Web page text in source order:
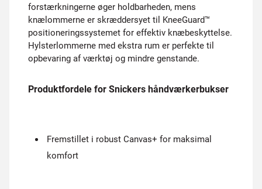
forstærkningerne øger holdbarheden, mens
knælommerne er skræddersyet til KneeGuard™
positioneringssystemet for effektiv knæbeskyttelse.
Hylsterlommerne med ekstra rum er perfekte til
opbevaring af værktøj og mindre genstande.
Produktfordele for Snickers håndværkerbukser
Fremstillet i robust Canvas+ for maksimal
komfort